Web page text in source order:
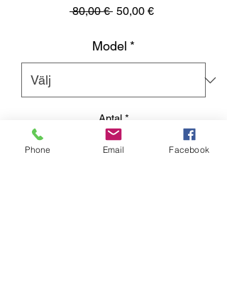
80,00 € Ordinarie
50,00 €Reapris
Model *
Antal *
Phone Email Facebook